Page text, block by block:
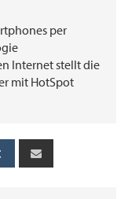
per
Internet stellt die
mit HotSpot